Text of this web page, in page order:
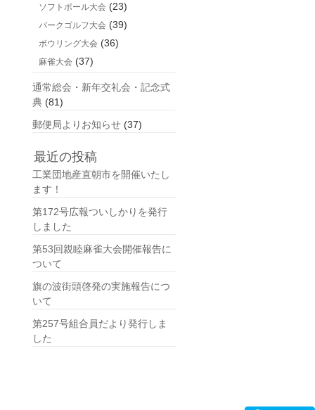
ソフトボール大会 (23)
パークゴルフ大会 (39)
ボウリング大会 (36)
麻雀大会 (37)
通常総会・新年交礼会・記念式
典 (81)
郵便局よりお知らせ (37)
最近の投稿
工業団地産直朝市を開催いたし
ます！
第172号広報ついしかりを発行
しました
第53回親睦麻雀大会開催報告に
ついて
旗の波街頭啓発の実施報告につ
いて
第257号組合員だより発行しま
した